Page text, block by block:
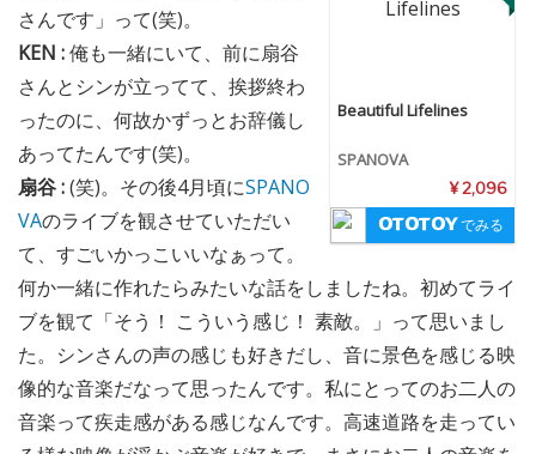
Beautiful Lifelines
SPANOVA
¥ 2,096
でみる
さんです」って(笑)。
KEN :俺も一緒にいて、前に扇谷
さんとシンが立ってて、挨拶終わ
ったのに、何故かずっとお辞儀し
あってたんです(笑)。
扇谷 :(笑)。その後4月頃にSPANO
VAのライブを観させていただい
て、すごいかっこいいなぁって。
何か一緒に作れたらみたいな話をしましたね。初めてライ
ブを観て「そう！ こういう感じ！ 素敵。」って思いまし
た。シンさんの声の感じも好きだし、音に景色を感じる映
像的な音楽だなって思ったんです。私にとってのお二人の
音楽って疾走感がある感じなんです。高速道路を走ってい